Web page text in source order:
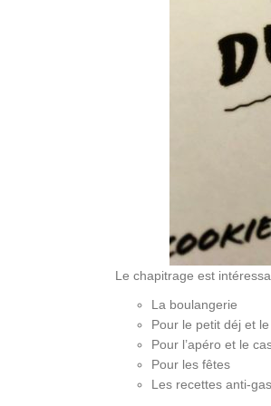
Le chapitrage est
La boulangerie
Pour le petit déj et
Pour l’apéro et le
Pour les fêtes
Les recettes anti-